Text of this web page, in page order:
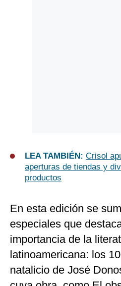
LEA TAMBIÉN: Crisol
aperturas de tiendas y
productos
En esta edición se
especiales que
importancia de la
latinoamericana: los
natalicio de José